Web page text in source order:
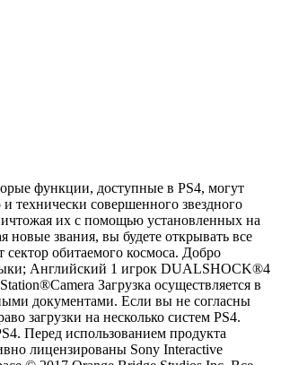
функции, доступные в PS4, могут
технически совершенного звездного
их с помощью установленных на
звания, вы будете открывать все
обитаемого космоса. Добро
Английский 1 игрок DUALSHOCK®4
Загрузка осуществляется в
документами. Если вы не согласны
загрузки на несколько систем PS4.
Перед использованием продукта
лицензированы Sony Interactive